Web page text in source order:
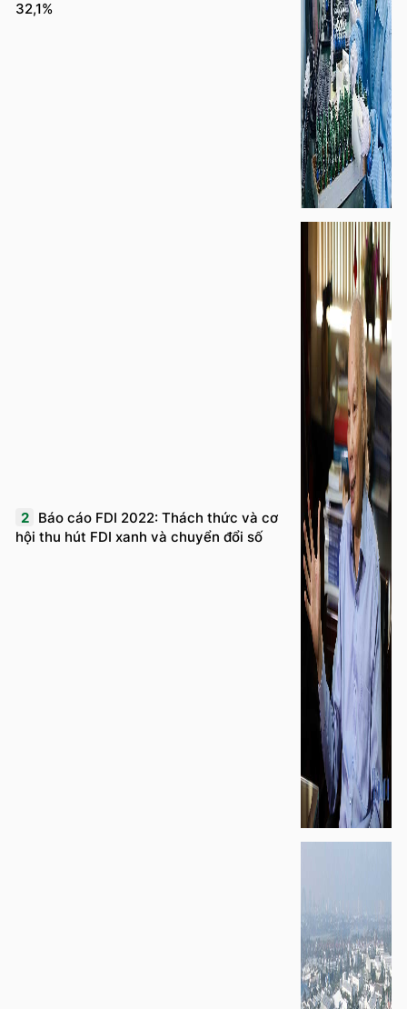
32,1%
2
Báo cáo FDI 2022: Thách thức và cơ
hội thu hút FDI xanh và chuyển đổi số